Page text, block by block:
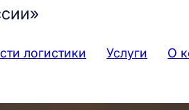
логистики Услуги О